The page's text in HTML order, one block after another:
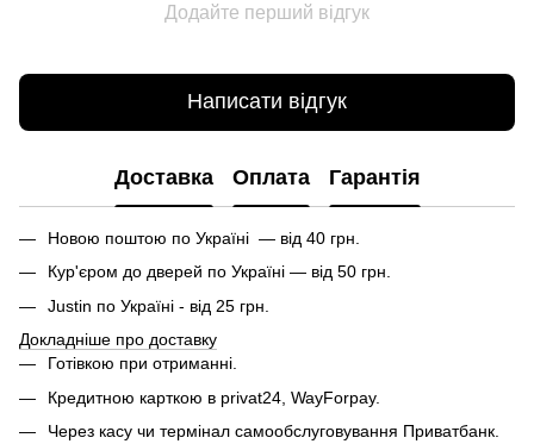
Додайте перший відгук
Написати відгук
Доставка Оплата Гарантія
Новою поштою по Україні — від 40 грн.
Кур'єром до дверей по Україні — від 50 грн.
Justin по Україні - від 25 грн.
Докладніше про доставку
Готівкою при отриманні.
Кредитною карткою в privat24, WayForpay.
Через касу чи термінал самообслуговування Приватбанк.